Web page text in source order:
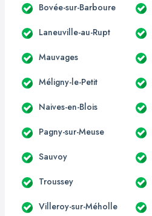
Bovée-sur-Barboure
Laneuville-au-Rupt
Mauvages
Méligny-le-Petit
Naives-en-Blois
Pagny-sur-Meuse
Sauvoy
Troussey
Villeroy-sur-Méholle